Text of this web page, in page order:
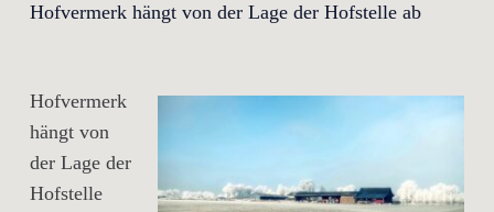
Hofvermerk hängt von der Lage der Hofstelle ab
Hofvermerk
hängt von
der Lage der
Hofstelle